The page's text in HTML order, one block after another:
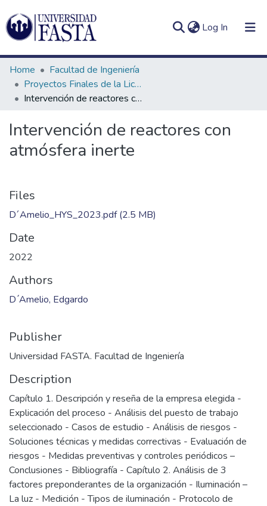
Log In (current)
Communities
&
Collections
In(current)
Home
Facultad de Ingeniería
Proyectos Finales de la Licenciatura en Seguridad e Higiene en el Trabajo
Intervención de reactores con atmósfera inerte
Intervención de reactores con
atmósfera inerte
Files
D´Amelio_HYS_2023.pdf(2.5 MB)
Date
2022
Authors
D ́Amelio, Edgardo
Publisher
Universidad FASTA. Facultad de Ingeniería
Description
Capítulo 1. Descripción y reseña de la empresa elegida -
Explicación del proceso - Análisis del puesto de trabajo
seleccionado - Casos de estudio - Análisis de riesgos -
Soluciones técnicas y medidas correctivas - Evaluación de
riesgos - Medidas preventivas y controles periódicos –
Conclusiones - Bibliografía - Capítulo 2. Análisis de 3
factores preponderantes de la organización - Iluminación –
La luz - Medición - Tipos de iluminación - Protocolo de